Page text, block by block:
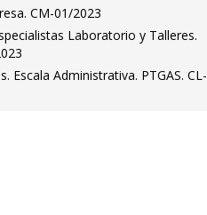
CM-01/2023
Laboratorio y Talleres.
Escala Administrativa. PTGAS. CL-